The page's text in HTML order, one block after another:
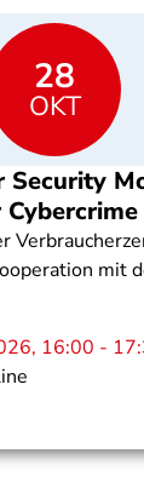
28
OKT
Security
mit
16:00 -